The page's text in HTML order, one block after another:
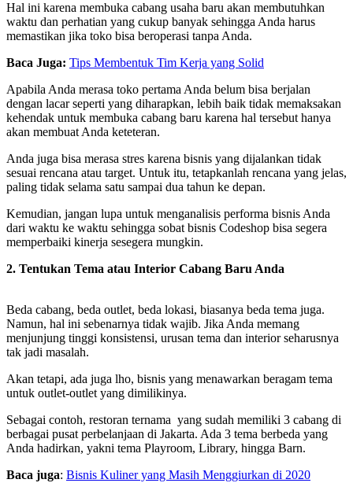
Hal ini karena membuka cabang usaha baru akan membutuhkan
waktu dan perhatian yang cukup banyak sehingga Anda harus
memastikan jika toko bisa beroperasi tanpa Anda.
Baca Juga: Tips Membentuk Tim Kerja yang Solid
Apabila Anda merasa toko pertama Anda belum bisa berjalan
dengan lacar seperti yang diharapkan, lebih baik tidak memaksakan
kehendak untuk membuka cabang baru karena hal tersebut hanya
akan membuat Anda keteteran.
Anda juga bisa merasa stres karena bisnis yang dijalankan tidak
sesuai rencana atau target. Untuk itu, tetapkanlah rencana yang jelas,
paling tidak selama satu sampai dua tahun ke depan.
Kemudian, jangan lupa untuk menganalisis performa bisnis Anda
dari waktu ke waktu sehingga sobat bisnis Codeshop bisa segera
memperbaiki kinerja sesegera mungkin.
2. Tentukan Tema atau Interior Cabang Baru Anda
Beda cabang, beda outlet, beda lokasi, biasanya beda tema juga.
Namun, hal ini sebenarnya tidak wajib. Jika Anda memang
menjunjung tinggi konsistensi, urusan tema dan interior seharusnya
tak jadi masalah.
Akan tetapi, ada juga lho, bisnis yang menawarkan beragam tema
untuk outlet-outlet yang dimilikinya.
Sebagai contoh, restoran ternama yang sudah memiliki 3 cabang di
berbagai pusat perbelanjaan di Jakarta. Ada 3 tema berbeda yang
Anda hadirkan, yakni tema Playroom, Library, hingga Barn.
Baca juga: Bisnis Kuliner yang Masih Menggiurkan di 2020